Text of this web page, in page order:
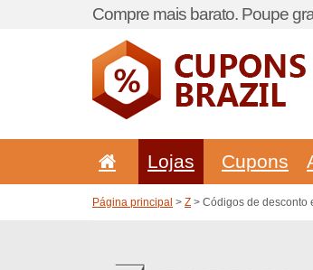
Compre mais barato. Poupe
Lojas Cupons
Página principal > Z > Códigos de desconto